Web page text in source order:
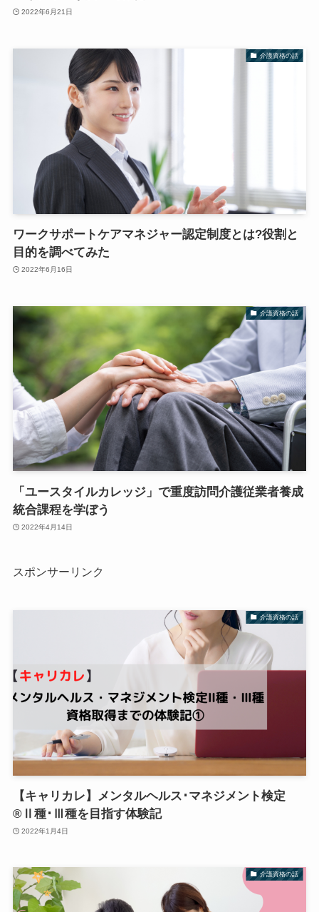
2022年6月21日
介護資格の話
ワークサポートケアマネジャー認定制度とは?役割と
目的を調べてみた
2022年6月16日
介護資格の話
「ユースタイルカレッジ」で重度訪問介護従業者養成
統合課程を学ぼう
2022年4月14日
スポンサーリンク
介護資格の話
【キャリカレ】メンタルヘルス･マネジメント検定
®︎Ⅱ種･Ⅲ種を目指す体験記
2022年1月4日
介護資格の話